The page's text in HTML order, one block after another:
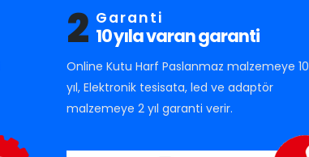
2 Garanti
10 yıla varan garanti
Online Kutu Harf Paslanmaz malzemeye 10
yıl, Elektronik tesisata, led ve adaptör
malzemeye 2 yıl garanti verir.